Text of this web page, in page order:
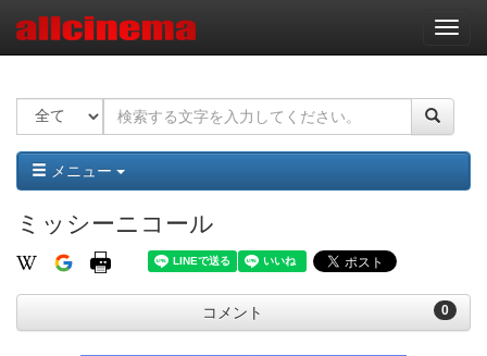
ナ
ビ
ー
ョ
ン
メニュー
ミッシーニコール
0
コメント